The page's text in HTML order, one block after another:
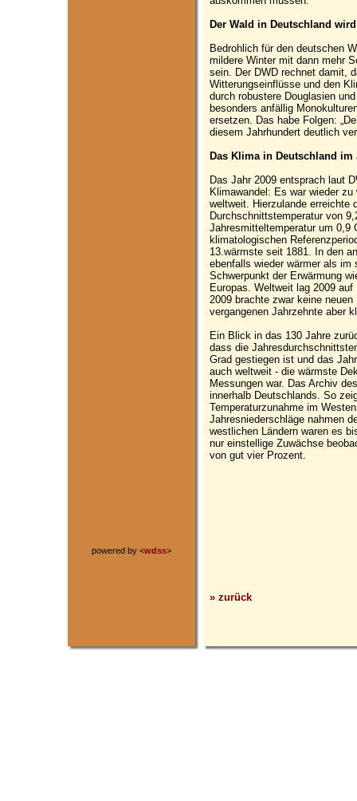
powered by <wdss>
Der Wald in Deutschland
Bedrohlich für den deutschen
mildere Winter mit dann mehr
sein. Der DWD rechnet damit,
Witterungseinflüsse und den
durch robustere Douglasien
besonders anfällig
ersetzen. Das habe Folgen:
diesem Jahrhundert deutlich
Das Klima in Deutschland im
Das Jahr 2009 entsprach laut
Klimawandel: Es war wieder
weltweit. Hierzulande erreichte
Durchschnittstemperatur von
Jahresmitteltemperatur um 0,9
klimatologischen
13.wärmste seit 1881. In den
ebenfalls wieder wärmer als
Schwerpunkt der Erwärmung
Europas. Weltweit lag 2009
2009 brachte zwar keine
vergangenen Jahrzehnte aber
Ein Blick in das 130 Jahre
dass die
Grad gestiegen ist und das
auch weltweit - die wärmste
Messungen war. Das Archiv
innerhalb Deutschlands. So
Temperaturzunahme im
Jahresniederschläge nahmen
westlichen Ländern waren es
nur einstellige Zuwächse
von gut vier Prozent.
» zurück